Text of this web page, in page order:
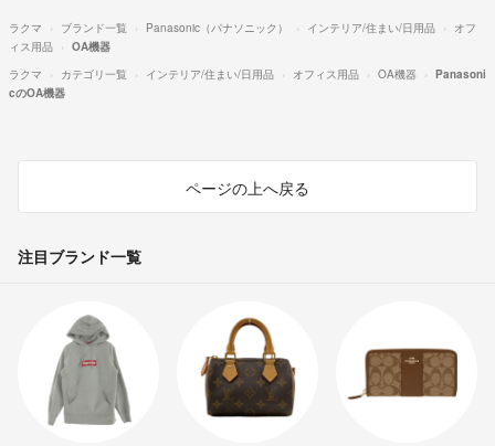
ラクマ ブランド一覧 Panasonic（パナソニック） インテリア/住まい/日用品
オフ
ィス用品
OA機器
ラクマ
カテゴリ一覧 インテリア/住まい/日用品 オフィス用品 OA機器
Panasoni
cのOA機器
ページの上へ戻る
注目ブランド一覧